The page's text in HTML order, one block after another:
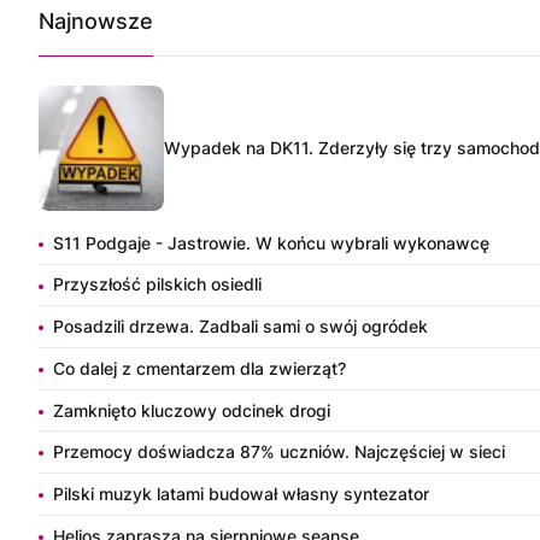
Najnowsze
Wypadek na DK11. Zderzyły się trzy
S11 Podgaje - Jastrowie. W końcu wybrali wykonawcę
Przyszłość pilskich osiedli
Posadzili drzewa. Zadbali sami o swój ogródek
Co dalej z cmentarzem dla zwierząt?
Zamknięto kluczowy odcinek drogi
Przemocy doświadcza 87% uczniów. Najczęściej w sieci
Pilski muzyk latami budował własny syntezator
Helios zaprasza na sierpniowe seanse